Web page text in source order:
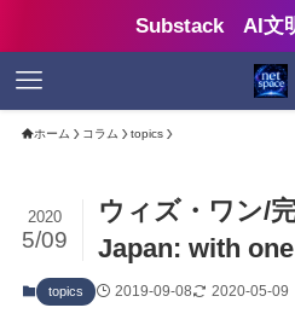
Substack AI文
ホーム コラム topics
ウィズ・ワン/
Japan: with one
2020
5/09
topics 2019-09-08 2020-05-09